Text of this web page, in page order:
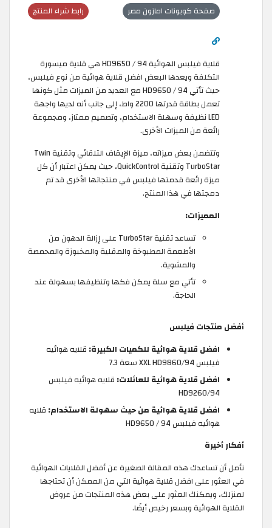
رابط شراء المنتج صفحة كوبونات امازون مصر
قلاية فيلبس الهوائية HD9650 / 94 هي قلاية ميسورة
التكلفة ويعدها البعض افضل قلاية هوائية من نوع فيلبس،
حيث تأتي HD9650 / 94 مع العديد من الميزات مثل كونها
تعمل بطاقة قدرتها 2200 واط، إلى جانب أنه لديها واجهة
LED نظيفة وسهلة الاستخدام، وتصميم ممتاز، ومجموعة
رائعة من الميزات الأخرى.
وتتضمن بعض ميزاته، ميزة الإيقاف التلقائي وتقنية Twin
TurboStar وتقنية QuickControl، حيث يمكن اعتبار أن كل
ميزة رائعة قدمتها فيلبس في منتجاتها الأخرى قد تم
دمجتها في هذا المنتج.
المميزات:
تساعد تقنية TurboStar على إزالة الدهون من
الأطعمة المطبوخة والمقلية والمخبوزة والمحمصة
والمشوية.
تأتي مع سلة يمكن فكها وتنظيفها بسهولة عند
الحاجة.
أفضل منتجات فيلبس
افضل قلاية هوائية للكميات الكبيرة: قلايه هوائيه
فيلبس XXL HD9860/94 سعة 7.3
افضل قلاية هوائية للعائلات: قلايه هوائيه فيلبس
HD9260/94
افضل قلاية هوائية من حيث سهولة الاستخدام: قلايه
هوائيه فيلبس HD9650 / 94
أفكار أخيرة
نأمل أن تساعدك هذه المقالة الصغيرة عن أفضل القلايات الهوائية
في العثور على افضل قلاية هوائية التي من الممكن أن تحتاجها
لمنزلك، ويمكنك العثور على بعض هذه المنتجات من عروض
القلاية الهوائية وبسعر رخيص أيضًا.